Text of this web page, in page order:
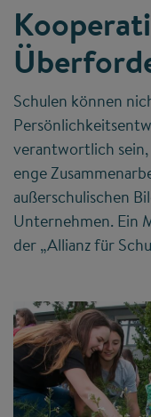
Schulen können
verantwortlich
enge
außerschulischen
Unternehmen. Ein
der „Allianz für